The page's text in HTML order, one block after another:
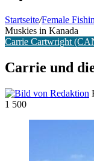
Startseite/Female
Muskies in Kanada
Carrie Cartwright
Carrie und
1 500